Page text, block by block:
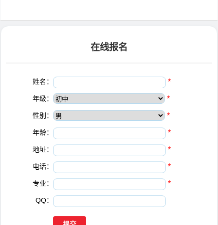
在线报名
姓名： *
年级： *
性别： *
年龄： *
地址： *
电话： *
专业： *
QQ：